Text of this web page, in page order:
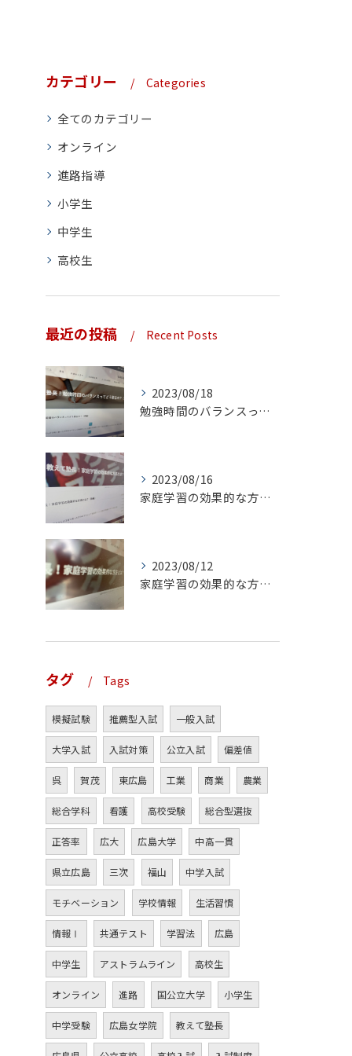
カテゴリー Categories
全てのカテゴリー
オンライン
進路指導
小学生
中学生
高校生
最近の投稿 Recent Posts
2023/08/18
勉強時間のバランスってどう取るの？（前編）
2023/08/16
家庭学習の効果的な方法とは？（後編）
2023/08/12
家庭学習の効果的な方法とは？（前編）
タグ Tags
模擬試験 推薦型入試 一般入試
大学入試 入試対策 公立入試 偏差値
呉 賀茂 東広島 工業 商業 農業
総合学科 看護 高校受験 総合型選抜
正答率 広大 広島大学 中高一貫
県立広島 三次 福山 中学入試
モチベーション 学校情報 生活習慣
情報Ⅰ 共通テスト 学習法 広島
中学生 アストラムライン 高校生
オンライン 進路 国公立大学 小学生
中学受験 広島女学院 教えて塾長